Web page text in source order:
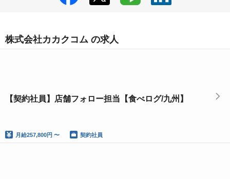
株式会社カカクコム の求人
【契約社員】店舗フォロー担当【食べログ/九州】
月給257,800円 〜 契約社員